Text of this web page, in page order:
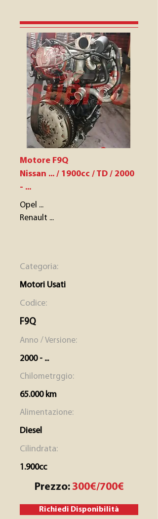
Motore F9Q
Nissan ... / 1900cc / TD / 2000
- ...
Opel ...
Renault ...
Categoria:
Motori Usati
Codice:
F9Q
Anno / Versione:
2000 - ...
Chilometrggio:
65.000 km
Alimentazione:
Diesel
Cilindrata:
1.900cc
Prezzo:300€/700€
Richiedi Disponibilità